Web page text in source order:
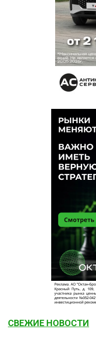
СВЕЖИЕ НОВОСТИ